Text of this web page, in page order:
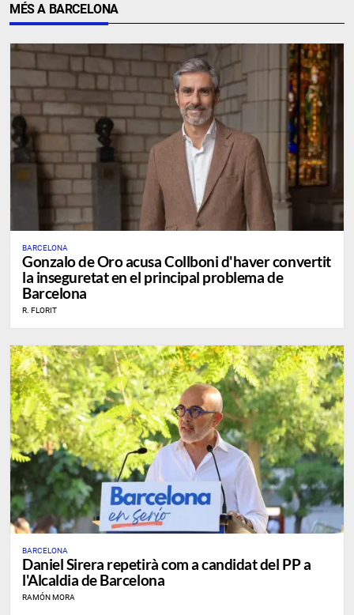
MÉS A BARCELONA
BARCELONA
Gonzalo de Oro acusa Collboni d'haver convertit
la inseguretat en el principal problema de
Barcelona
R. FLORIT
BARCELONA
Daniel Sirera repetirà com a candidat del PP a
l'Alcaldia de Barcelona
RAMÓN MORA